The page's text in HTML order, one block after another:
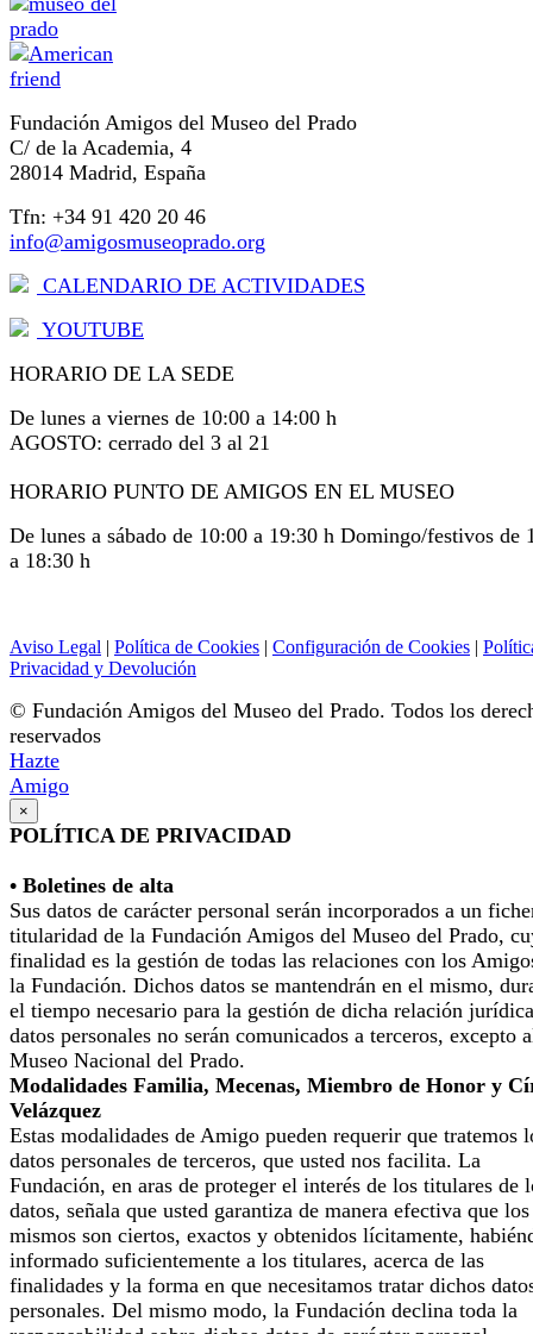
Fundación Amigos del Museo del Prado
C/ de la Academia, 4
28014 Madrid, España
Tfn: +34 91 420 20 46
info@amigosmuseoprado.org
CALENDARIO DE ACTIVIDADES
YOUTUBE
HORARIO DE LA SEDE
De lunes a viernes de 10:00 a 14:00 h
AGOSTO: cerrado del 3 al 21
HORARIO PUNTO DE AMIGOS EN EL MUSEO
De lunes a sábado de 10:00 a 19:30 h Domingo/festivos de
a 18:30 h
Aviso Legal | Política de Cookies | Configuración de Cookies |
Privacidad y Devolución
© Fundación Amigos del Museo del Prado. Todos los
reservados
Hazte
Amigo
×
POLÍTICA DE PRIVACIDAD
• Boletines de alta
Sus datos de carácter personal serán incorporados a un
titularidad de la Fundación Amigos del Museo del Prado,
finalidad es la gestión de todas las relaciones con los
la Fundación. Dichos datos se mantendrán en el mismo,
el tiempo necesario para la gestión de dicha relación
datos personales no serán comunicados a terceros, excepto
Museo Nacional del Prado.
Modalidades Familia, Mecenas, Miembro de Honor y
Velázquez
Estas modalidades de Amigo pueden requerir que tratemos
datos personales de terceros, que usted nos facilita. La
Fundación, en aras de proteger el interés de los titulares de
datos, señala que usted garantiza de manera efectiva que los
mismos son ciertos, exactos y obtenidos lícitamente,
informado suficientemente a los titulares, acerca de las
finalidades y la forma en que necesitamos tratar dichos
personales. Del mismo modo, la Fundación declina toda la